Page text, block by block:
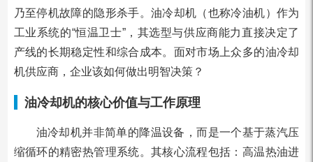
乃至停机故障的隐形杀手。油冷却机（也称冷油机）作为
工业系统的“恒温卫士”，其选型与供应商能力直接决定了
产线的长期稳定性和综合成本。面对市场上众多的油冷却
机供应商，企业该如何做出明智决策？
油冷却机的核心价值与工作原理
油冷却机并非简单的降温设备，而是一个基于蒸汽压
缩循环的精密热管理系统。其核心流程包括：高温热油进